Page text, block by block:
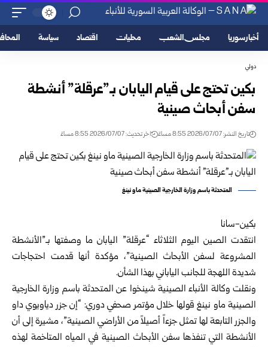
أخبار سوريا مجلس الشعب محليات اقتصاد سياسة
دولي
بكين تحتج على قيام اليابان بـ”عرقلة” أنشطة
سفن أبحاث صينية
تاريخ النشر: 2026/07/07 8:55 مساءً اخر تحديث: 2026/07/07 8:55 مساءً
المتحدثة باسم وزارة الخارجية الصينية ماو نينغ
بكين-سانا
انتقدت الصين اليوم الثلاثاء “عرقلة” اليابان ما وصفتها بـ”الأنشطة
المشروعة لسفن الأبحاث الصينية”، مؤكدة أنها قدمت احتجاجات
شديدة اللهجة للجانب الياباني بهذا الشأن.
ونقلت وكالة الأنباء الصينية شينخوا عن المتحدثة باسم وزارة الخارجية
الصينية ماو نينغ قولها خلال مؤتمر صحفي دوري: “إن جزر دياويوي داو
والجزر التابعة لها تمثل جزءاً أصيلاً من الأراضي الصينية”، مشيرة إلى أن
الأنشطة التي تنفذها سفن الأبحاث الصينية في المياه المتاخمة لهذه